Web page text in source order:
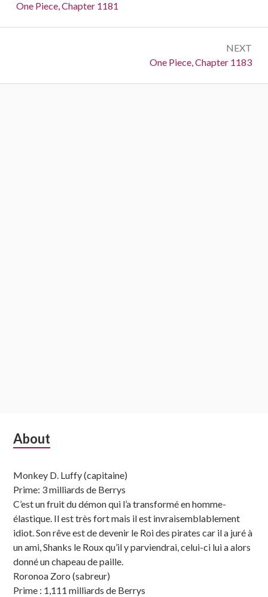
Previous:
One Piece, Chapter 1181
NEXT
Next:
One Piece, Chapter 1183
Subsidiary
About
Monkey D. Luffy (capitaine)
Prime: 3 milliards de Berrys
C’est un fruit du démon qui l’a transformé en homme-
élastique. Il est très fort mais il est invraisemblablement
idiot. Son rêve est de devenir le Roi des pirates car il a juré à
un ami, Shanks le Roux qu’il y parviendrai, celui-ci lui a alors
donné un chapeau de paille.
Roronoa Zoro (sabreur)
Prime : 1,111 milliards de Berrys